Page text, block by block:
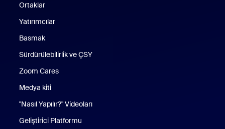
Ortaklar
Yatırımcılar
Basmak
Sürdürülebilirlik ve ÇSY
Zoom Cares
Medya kiti
"Nasıl Yapılır?" Videoları
Geliştirici Platformu